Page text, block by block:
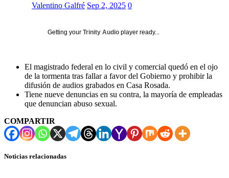
Valentino Galfré Sep 2, 2025 0
Getting your Trinity Audio player ready...
El magistrado federal en lo civil y comercial quedó en el ojo
de la tormenta tras fallar a favor del Gobierno y prohibir la
difusión de audios grabados en Casa Rosada.
Tiene nueve denuncias en su contra, la mayoría de empleadas
que denuncian abuso sexual.
COMPARTIR
Noticias relacionadas